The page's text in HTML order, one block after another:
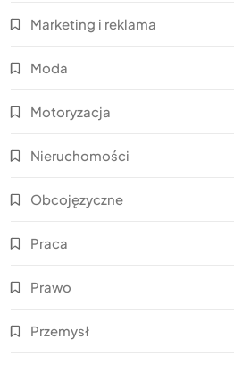
Marketing i reklama
Moda
Motoryzacja
Nieruchomości
Obcojęzyczne
Praca
Prawo
Przemysł